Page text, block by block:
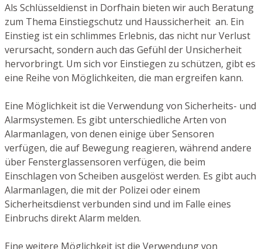
Als Schlüsseldienst in Dorfhain bieten wir auch Beratung
zum Thema Einstiegschutz und Haussicherheit an. Ein
Einstieg ist ein schlimmes Erlebnis, das nicht nur Verlust
verursacht, sondern auch das Gefühl der Unsicherheit
hervorbringt. Um sich vor Einstiegen zu schützen, gibt es
eine Reihe von Möglichkeiten, die man ergreifen kann.
Eine Möglichkeit ist die Verwendung von Sicherheits- und
Alarmsystemen. Es gibt unterschiedliche Arten von
Alarmanlagen, von denen einige über Sensoren
verfügen, die auf Bewegung reagieren, während andere
über Fensterglassensoren verfügen, die beim
Einschlagen von Scheiben ausgelöst werden. Es gibt auch
Alarmanlagen, die mit der Polizei oder einem
Sicherheitsdienst verbunden sind und im Falle eines
Einbruchs direkt Alarm melden.
Eine weitere Möglichkeit ist die Verwendung von